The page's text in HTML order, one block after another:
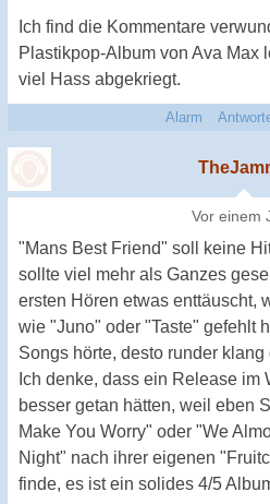
Ich find die Kommentare
Plastikpop-Album von Ava Max
viel Hass abgekriegt.
Alarm
Vor einem
"Mans Best Friend" soll keine
sollte viel mehr als Ganzes
ersten Hören etwas enttäuscht,
wie "Juno" oder "Taste" gefehlt
Songs hörte, desto runder
Ich denke, dass ein Release im
besser getan hätten, weil eben
Make You Worry" oder "We
Night" nach ihrer eigenen
finde, es ist ein solides 4/5